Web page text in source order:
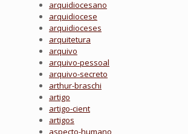
arquidiocesano
arquidiocese
arquidioceses
arquitetura
arquivo
arquivo-pessoal
arquivo-secreto
arthur-braschi
artigo
artigo-cient
artigos
aspecto-humano